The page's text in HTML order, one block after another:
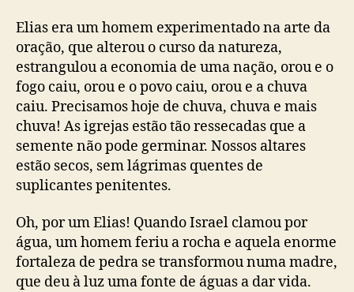
Elias era um homem experimentado na arte da
oração, que alterou o curso da natureza,
estrangulou a economia de uma nação, orou e o
fogo caiu, orou e o povo caiu, orou e a chuva
caiu. Precisamos hoje de chuva, chuva e mais
chuva! As igrejas estão tão ressecadas que a
semente não pode germinar. Nossos altares
estão secos, sem lágrimas quentes de
suplicantes penitentes.
Oh, por um Elias! Quando Israel clamou por
água, um homem feriu a rocha e aquela enorme
fortaleza de pedra se transformou numa madre,
que deu à luz uma fonte de águas a dar vida.